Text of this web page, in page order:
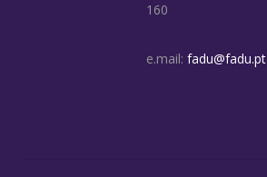
160
e.mail: fadu@fadu.pt